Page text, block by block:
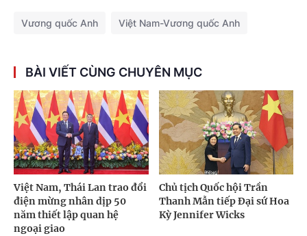
Vương quốc Anh Việt Nam-Vương quốc Anh
BÀI VIẾT CÙNG CHUYÊN MỤC
Việt Nam, Thái Lan trao đổi
điện mừng nhân dịp 50
năm thiết lập quan hệ
ngoại giao
Chủ tịch Quốc hội Trần
Thanh Mẫn tiếp Đại sứ Hoa
Kỳ Jennifer Wicks